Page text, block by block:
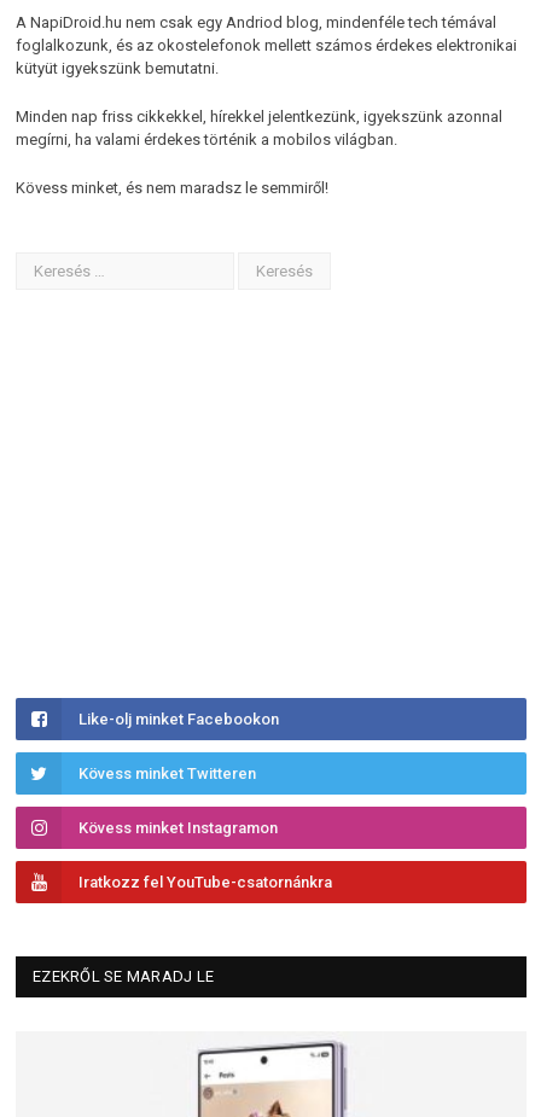
A NapiDroid.hu nem csak egy Andriod blog, mindenféle tech témával
foglalkozunk, és az okostelefonok mellett számos érdekes elektronikai
kütyüt igyekszünk bemutatni.
Minden nap friss cikkekkel, hírekkel jelentkezünk, igyekszünk azonnal
megírni, ha valami érdekes történik a mobilos világban.
Kövess minket, és nem maradsz le semmiről!
Like-olj minket Facebookon
Kövess minket Twitteren
Kövess minket Instagramon
Iratkozz fel YouTube-csatornánkra
EZEKRŐL SE MARADJ LE